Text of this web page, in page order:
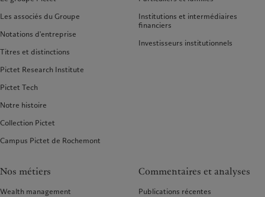
Les associés du Groupe
Notations d'entreprise
Titres et distinctions
Pictet Research Institute
Pictet Tech
Notre histoire
Collection Pictet
Campus Pictet de Rochemont
Institutions et intermédiaires
financiers
Investisseurs institutionnels
Nos métiers
Wealth management
Commentaires et analyses
Publications récentes